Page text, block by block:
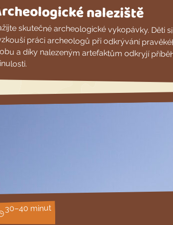
naleziště
skutečné archeologické vykopávky. Děti si
práci archeologů při odkrývání pravěkého
a díky nalezeným artefaktům odkryjí příběh z
30–40 minut